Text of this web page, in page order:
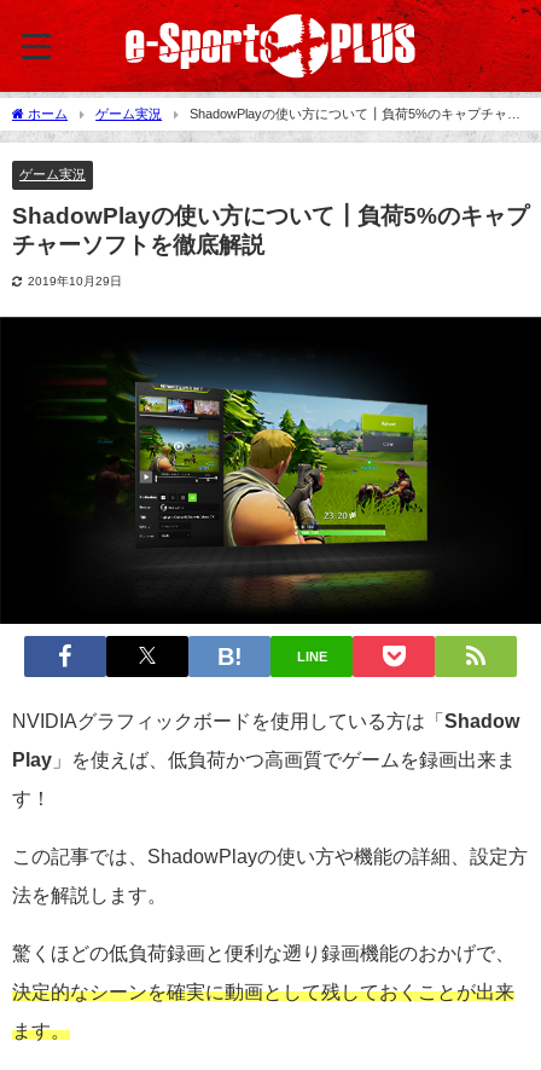
ホーム ゲーム実況
ShadowPlayの使い方について┃負荷5%のキャプチャー
ソフトを徹底解説
ゲーム実況
ShadowPlayの使い方について┃負荷5%のキャプ
チャーソフトを徹底解説
2019年10月29日
LINE
NVIDIAグラフィックボードを使用している方は「 Shadow
Play 」を使えば、低負荷かつ高画質でゲームを録画出来ま
す！
この記事では、ShadowPlayの使い方や機能の詳細、設定方
法を解説します。
驚くほどの低負荷録画と便利な遡り録画機能のおかげで、
決定的なシーンを確実に動画として残しておくことが出来
ます。